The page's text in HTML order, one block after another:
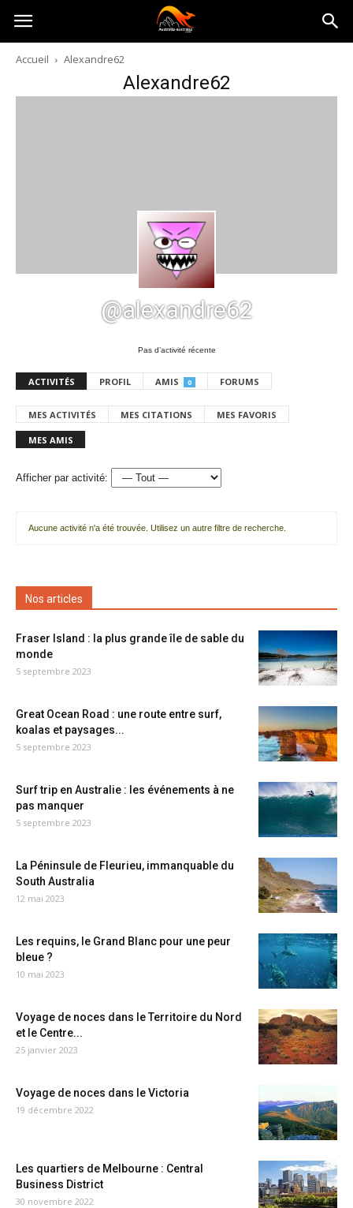
Australia-
australie.com
Accueil Alexandre62
Alexandre62
@alexandre62
Pas d’activité récente
ACTIVITÉS PROFIL AMIS 0 FORUMS
MES ACTIVITÉS MES CITATIONS MES FAVORIS
MES AMIS
Afficher par activité:
Aucune activité n'a été trouvée. Utilisez un autre filtre de recherche.
Nos articles
Fraser Island : la plus grande île de sable du
monde
5 septembre 2023
Great Ocean Road : une route entre surf,
koalas et paysages...
5 septembre 2023
Surf trip en Australie : les événements à ne
pas manquer
5 septembre 2023
La Péninsule de Fleurieu, immanquable du
South Australia
12 mai 2023
Les requins, le Grand Blanc pour une peur
bleue ?
10 mai 2023
Voyage de noces dans le Territoire du Nord
et le Centre...
25 janvier 2023
Voyage de noces dans le Victoria
19 décembre 2022
Les quartiers de Melbourne : Central
Business District
30 novembre 2022